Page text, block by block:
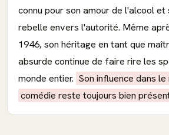
connu pour son amour de l'alcool
rebelle envers l'autorité. Même
1946, son héritage en tant que
absurde continue de faire rire les
monde entier. Son influence dans
comédie reste toujours bien